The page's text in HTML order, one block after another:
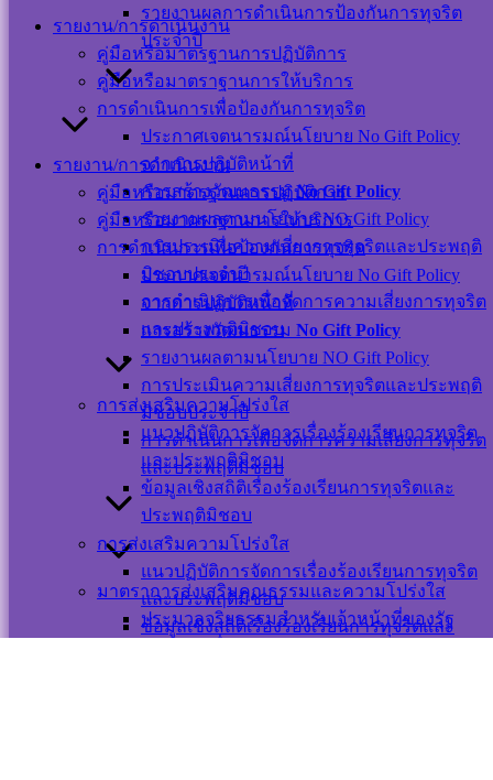
รายงาน/การดำเนินงาน
คู่มือหรือมาตรฐานการปฏิบัติการ
คู่มือหรือมาตราฐานการให้บริการ
การดำเนินการเพื่อป้องกันการทุจริต
ประกาศเจตนารมณ์นโยบาย No Gift Policy
จากการปฏิบัติหน้าที่
การสร้างวัฒนธรรมNo Gift Policy
รายงานผลตามนโยบาย NO Gift Policy
การประเมินความเสี่ยงการทุจริตและประพฤติ
มิชอบประจำปี
การดำเนินการเพื่อจัดการความเสี่ยงการทุจริต
และประพฤติมิชอบ
การส่งเสริมความโปร่งใส
แนวปฏิบัติการจัดการเรื่องร้องเรียนการทุจริต
และประพฤติมิชอบ
ข้อมูลเชิงสถิติเรื่องร้องเรียนการทุจริตและ
ประพฤติมิชอบ
มาตราการส่งเสริมคุณธรรมและความโปร่งใส
ประมวลจริยธรรมสำหรับเจ้าหน้าที่ของรัฐ
รายงานผลการดำเนินการป้องกันการทุจริต
ประจำปี
รายงาน/การดำเนินงาน
คู่มือหรือมาตรฐานการปฏิบัติการ
คู่มือหรือมาตราฐานการให้บริการ
การดำเนินการเพื่อป้องกันการทุจริต
ประกาศเจตนารมณ์นโยบาย No Gift Policy
จากการปฏิบัติหน้าที่
การสร้างวัฒนธรรม No Gift Policy
รายงานผลตามนโยบาย NO Gift Policy
การประเมินความเสี่ยงการทุจริตและประพฤติ
มิชอบประจำปี
การดำเนินการเพื่อจัดการความเสี่ยงการทุจริต
และประพฤติมิชอบ
การส่งเสริมความโปร่งใส
แนวปฏิบัติการจัดการเรื่องร้องเรียนการทุจริต
และประพฤติมิชอบ
ข้อมูลเชิงสถิติเรื่องร้องเรียนการทุจริตและ
Users This Year :
12042
Total Users : 39372
Who's Online : 0
Your IP Address :
216.73.216.4
WPS Visitor
Counter
เครือข่าย
คุ้มครองข้อมูล
ส่วนบุคคล และ
การใช้งานคุกกี้